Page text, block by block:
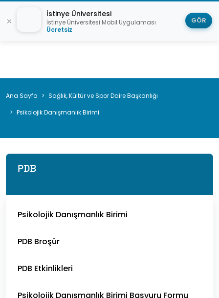
Sayfa
yolu
Ana Sayfa
Sağlık, Kültür ve Spor Daire Başkanlığı
Psikolojik Danışmanlık Birimi
PDB
Psikolojik Danışmanlık Birimi
PDB Broşür
PDB Etkinlikleri
Psikolojik Danışmanlık Birimi Başvuru Formu
İstinye Üniversitesi
İstinye Üniversitesi Mobil Uygulaması
Ücretsiz
GÖR